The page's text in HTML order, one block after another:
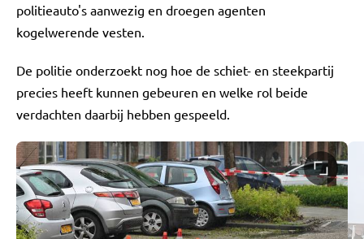
politieauto's aanwezig en droegen agenten
kogelwerende vesten.
De politie onderzoekt nog hoe de schiet- en steekpartij
precies heeft kunnen gebeuren en welke rol beide
verdachten daarbij hebben gespeeld.